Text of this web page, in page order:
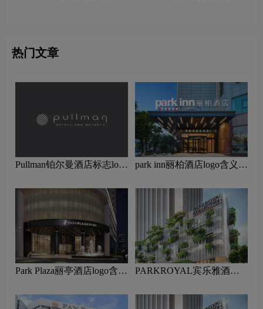
热门文章
Pullman铂尔曼酒店标志logo
park inn丽柏酒店logo含义及
Park Plaza丽亭酒店logo含义
PARKROYAL宾乐雅酒店